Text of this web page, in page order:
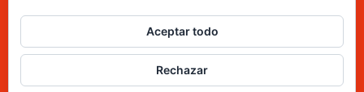
WWW.ELCHAPLON.COM © 2026. Todos los
derechos reservados.
Aceptar todo
Rechazar